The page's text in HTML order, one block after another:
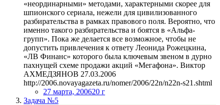
«неординарными» методами, характерными скорее для
шпионского сериала, нежели для цивилизованного
разбирательства в рамках правового поля. Вероятно, что
именно такого разбирательства и боятся в «Альфа-
групп». Пока же делается все возможное, чтобы не
допустить привлечения к ответу Леонида Рожецкина,
«ЛВ Финанс» которого была ключевым звеном в дурно
пахнущей схеме продажи акций «Мегафона». Виктор
АХМЕДЗЯНОВ 27.03.2006
http://2006.novayagazeta.ru/nomer/2006/22n/n22n-s21.shtml
27 марта, 200620 г
Задача №5